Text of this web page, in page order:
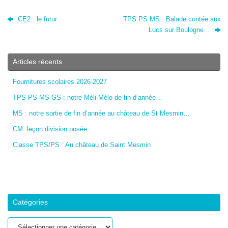
CE2 : le futur
TPS PS MS : Balade contée aux
Lucs sur Boulogne…
Articles récents
Fournitures scolaires 2026-2027
TPS PS MS GS : notre Méli-Mélo de fin d’année…
MS : notre sortie de fin d’année au château de St Mesmin…
CM: leçon division posée
Classe TPS/PS : Au château de Saint Mesmin
Catégories